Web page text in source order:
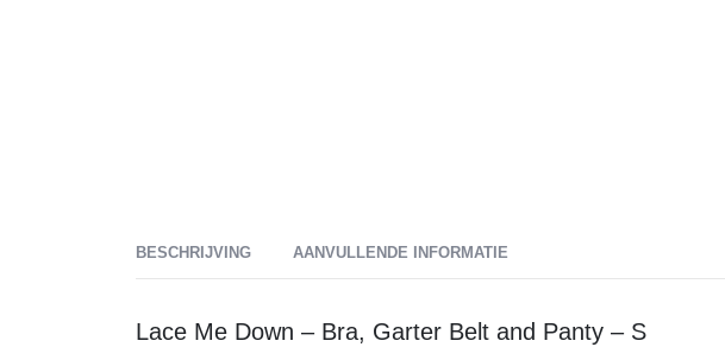
BESCHRIJVING AANVULLENDE INFORMATIE
Lace Me Down – Bra, Garter Belt and Panty – S